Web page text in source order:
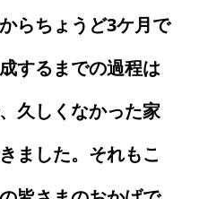
らちょうど3ケ月で
するまでの過程は
久しくなかった家
ました。それもこ